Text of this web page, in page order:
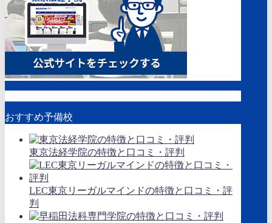
おすすめ予備校
東京法経学院の特徴と口コミ・評判
LEC東京リーガルマインドの特徴と口コミ・評
判